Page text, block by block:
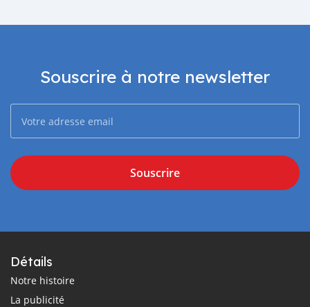
Souscrire à notre newsletter
Souscrire
Détails
Notre histoire
La publicité